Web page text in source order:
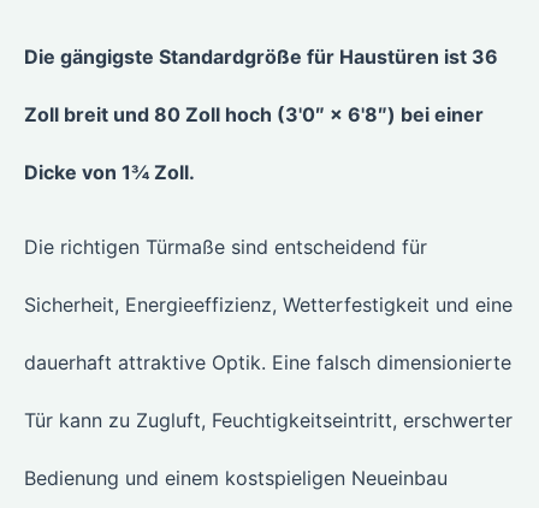
Die gängigste Standardgröße für Haustüren ist 36
Zoll breit und 80 Zoll hoch (3'0″ × 6'8″) bei einer
Dicke von 1¾ Zoll.
Die richtigen Türmaße sind entscheidend für
Sicherheit, Energieeffizienz, Wetterfestigkeit und eine
dauerhaft attraktive Optik. Eine falsch dimensionierte
Tür kann zu Zugluft, Feuchtigkeitseintritt, erschwerter
Bedienung und einem kostspieligen Neueinbau